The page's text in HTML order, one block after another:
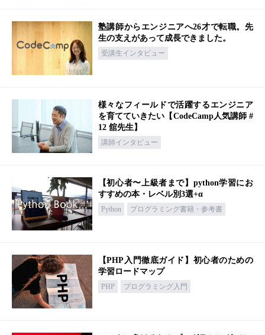
塾講師からエンジニアへ26才で転職。先
生の支えがあって成長できました。
受講生インタビュー
様々なフィールドで活躍するエンジニア
を育てていきたい【CodeCamp人気講師 #
12 舘先生】
講師インタビュー
【初心者〜上級者まで】python学習にお
すすめの本・レベル別3選+α
Python プログラミング書籍・参考書
【PHP入門徹底ガイド】初心者のための
学習ロードマップ
PHP プログラミング入門